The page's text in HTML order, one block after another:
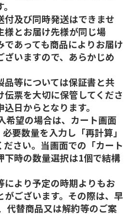
及び同時発送はできませ
様とお届け先様が同じ場
であっても商品によりお届け
ざいますので、あらかじめ
等については保証書と共
伝票を大切に保管してくださ
日からとなります。
望の場合は、カート画面
要数量を入力し「再計算」
ださい。当画面での「カート
下時の数量選択は1個で結構
より予定の時期よりもお
がございます。その際は、早
代替商品又は解約等のご案